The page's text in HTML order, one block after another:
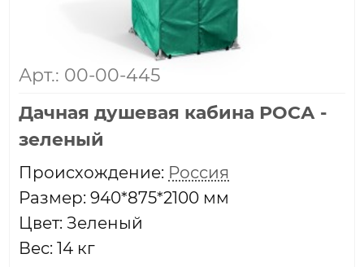
Арт.: 00-00-445
Дачная душевая кабина РОСА -
зеленый
Проиcхождение: Россия
Размер: 940*875*2100 мм
Цвет: Зеленый
Вес: 14 кг